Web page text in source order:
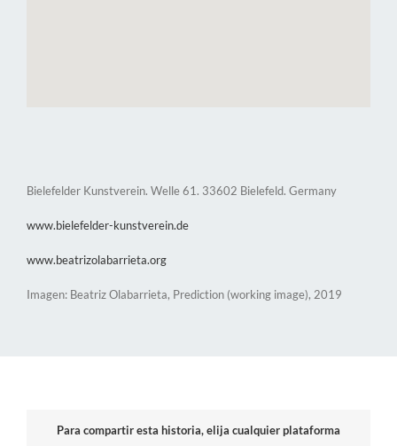
Bielefelder Kunstverein. Welle 61. 33602 Bielefeld. Germany
www.bielefelder-kunstverein.de
www.beatrizolabarrieta.org
Imagen: Beatriz Olabarrieta, Prediction (working image), 2019
Para compartir esta historia, elija cualquier plataforma